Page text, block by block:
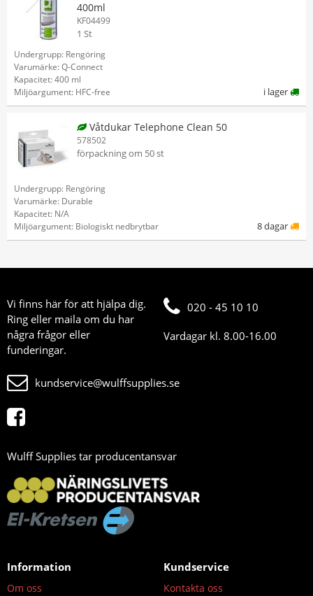
400ml
KF04499
1 St
Undergrupp: Rengöring
Varumärke: Q-Connect
Kapacitet: 400 ml
Miljöargument: HFC-free
i lager
Våtdukar Telephone Clean 50
578502
förpackning om 50 st
Undergrupp: Rengöring
Varumärke: Durable
Kapacitet: N/A
Miljöargument: Biologiskt nedbrytbar
8 dagar
Vi finns här för att hjälpa dig.
Ring eller maila om du har
några frågor eller
funderingar.
020 - 45 10 10
Vardagar kl. 8.00-16.00
kundservice@wulffsupplies.se
Wulff Supplies tar producentansvar
Information
Om oss
Kundservice
Kontakta oss